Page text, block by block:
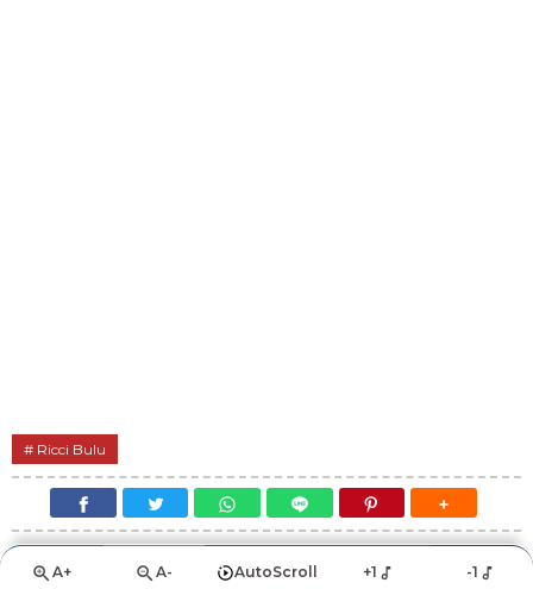
Ricci Bulu
A+ A- AutoScroll +1 -1